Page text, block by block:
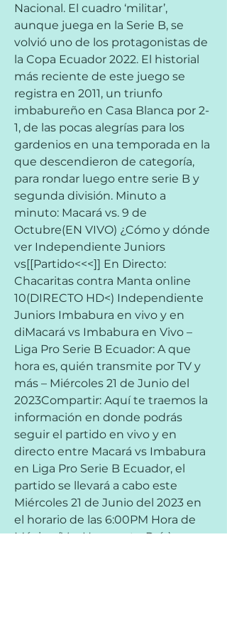
Nacional. El cuadro ‘militar’,
aunque juega en la Serie B, se
volvió uno de los protagonistas de
la Copa Ecuador 2022. El historial
más reciente de este juego se
registra en 2011, un triunfo
imbabureño en Casa Blanca por 2-
1, de las pocas alegrías para los
gardenios en una temporada en la
que descendieron de categoría,
para rondar luego entre serie B y
segunda división. Minuto a
minuto: Macará vs. 9 de
Octubre(EN VIVO) ¿Cómo y dónde
ver Independiente Juniors
vs[[Partido<<<]] En Directo:
Chacaritas contra Manta online
10(DIRECTO HD<) Independiente
Juniors Imbabura en vivo y en
diMacará vs Imbabura en Vivo –
Liga Pro Serie B Ecuador: A que
hora es, quién transmite por TV y
más – Miércoles 21 de Junio del
2023Compartir: Aquí te traemos la
información en donde podrás
seguir el partido en vivo y en
directo entre Macará vs Imbabura
en Liga Pro Serie B Ecuador, el
partido se llevará a cabo este
Miércoles 21 de Junio del 2023 en
el horario de las 6:00PM Hora de
México (Ver Hora en tu País).